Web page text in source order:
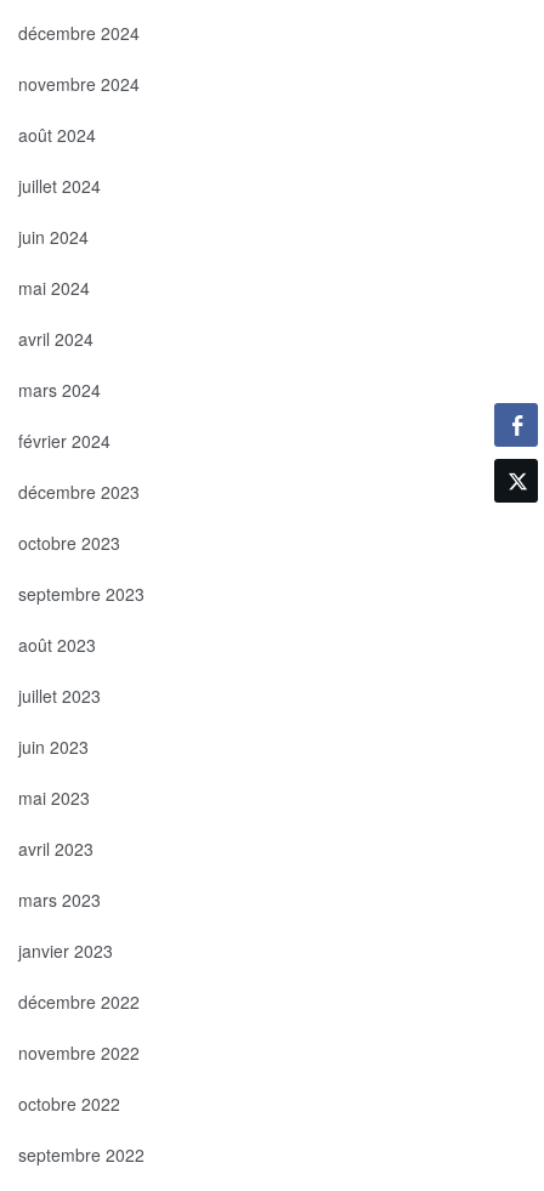
décembre 2024
novembre 2024
août 2024
juillet 2024
juin 2024
mai 2024
avril 2024
mars 2024
février 2024
décembre 2023
octobre 2023
septembre 2023
août 2023
juillet 2023
juin 2023
mai 2023
avril 2023
mars 2023
janvier 2023
décembre 2022
novembre 2022
octobre 2022
septembre 2022